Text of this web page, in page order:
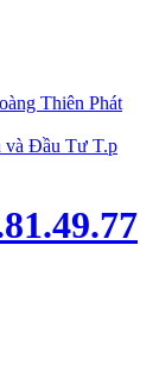
Thiên Phát
và Đầu Tư T.p